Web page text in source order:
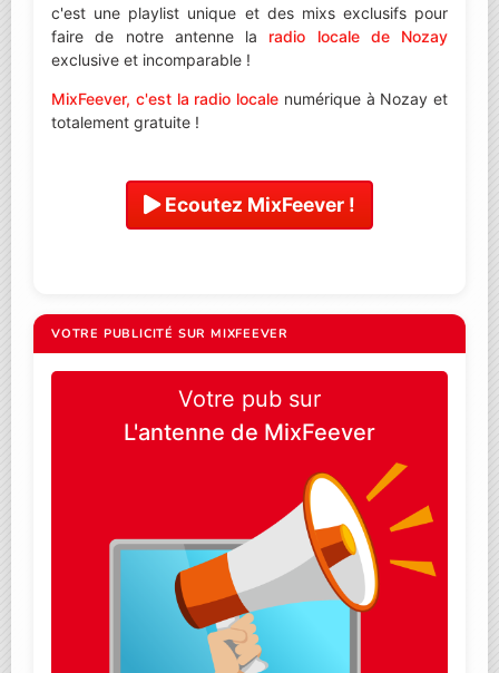
c'est une playlist unique et des mixs exclusifs pour
faire de notre antenne la radio locale de Nozay
exclusive et incomparable !
MixFeever, c'est la radio locale numérique à Nozay et
totalement gratuite !
Ecoutez MixFeever !
VOTRE PUBLICITÉ SUR MIXFEEVER
Votre pub sur
L'antenne de MixFeever